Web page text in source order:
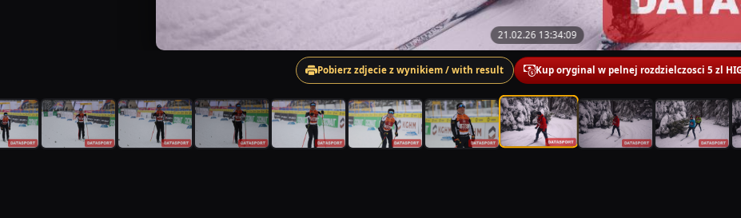
21.02.26 13:34:09
Pobierz zdjecie z wynikiem / with result Kup oryginal w pelnej rozdzielczosci 5 zl